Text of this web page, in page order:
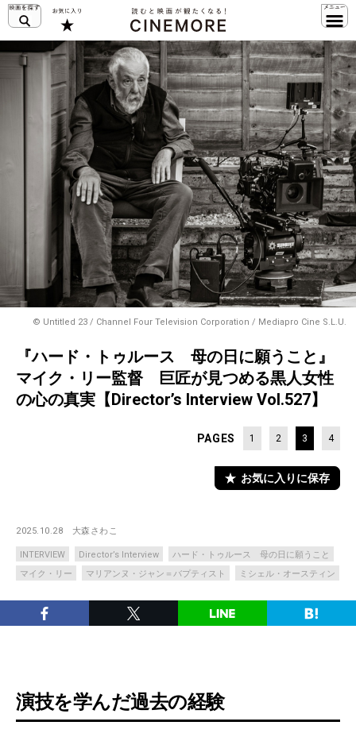
© Untitled 23 / Channel Four Television Corporation / Mediapro Cine S.L.U.
『ハード・トゥルース 母の日に願うこと』
マイク・リー監督 巨匠が見つめる黒人女性
の心の真実【Director’s Interview Vol.527】
PAGES 1 2 3 4
お気に入りに保存
2025.10.28 大森さわこ
INTERVIEW Director’s Interview
ハード・トゥルース 母の日に願うこと
マイク・リー
マリアンヌ・ジャン＝バプティスト ミシェル・オースティン
演技を学んだ過去の経験